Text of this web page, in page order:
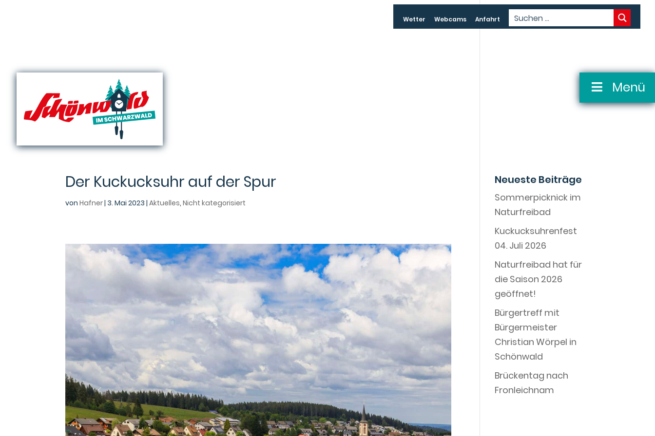
Wetter Webcams Anfahrt
Menü
Der Kuckucksuhr auf der Spur
vonHafner| 3. Mai 2023 |Aktuelles,Nicht kategorisiert
Neueste Beiträge
Sommerpicknick im
Naturfreibad
Kuckucksuhrenfest
04. Juli 2026
Naturfreibad hat für
die Saison 2026
geöffnet!
Bürgertreff mit
Bürgermeister
Christian Wörpel in
Schönwald
Brückentag nach
Fronleichnam